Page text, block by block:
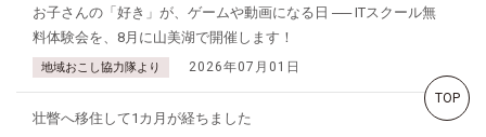
お子さんの「好き」が、ゲームや動画になる日 ── ITスクール無
料体験会を、8月に山美湖で開催します！
地域おこし協力隊より 2026年07月01日
壮瞥へ移住して1カ月が経ちました
TOP